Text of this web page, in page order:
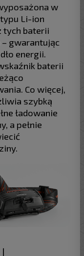
w
Li-ion
tych baterii
gwarantując
energii.
baterii
Co więcej,
szybką
ładowanie
a pełnie